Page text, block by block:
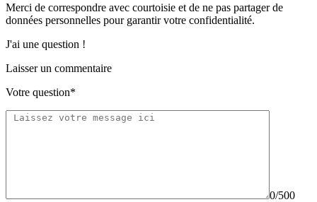
Merci de correspondre avec courtoisie et de ne pas partagerde
données personnelles pour garantir votre confidentialité.
J'ai une question !
Laisser un commentaire
Votre question*
0/500